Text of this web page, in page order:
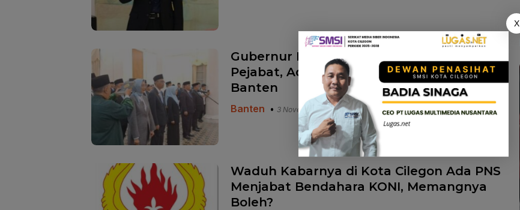
Gubernur Banten Andra Soni Melantik 23
Pejabat, Ada Adiknya Wakil Gubernur
Banten
Banten • 3 November 2025
Waduh Kabarnya di Kota Cilegon Ada PNS
Menjabat Bendahara KONI, Memangnya
Boleh?
X